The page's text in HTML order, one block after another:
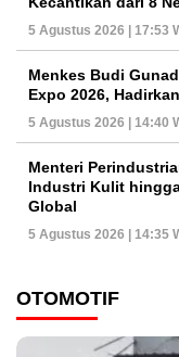
5 Agustus 2026 | 17:53
Menkes Budi
Expo 2026,
5 Agustus 2026 | 14:40
Menteri
Industri Kulit
Global
5 Agustus 2026 | 14:35
OTOMOTIF